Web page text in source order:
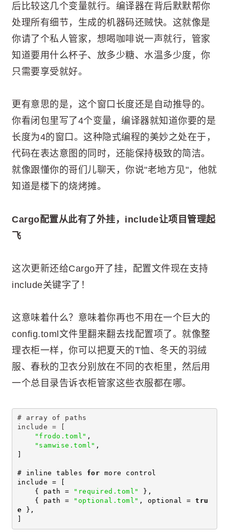
后比较这几个变量就行。编译器在背后默默帮你
处理所有细节，生成的机器码还贼快。这就像是
你请了个私人管家，想喝咖啡说一声就行，管家
知道要用什么杯子、放多少糖、水温多少度，你
只需要享受就好。
更有意思的是，这个窗口长度还是自动推导的。
你看闭包里写了4个变量，编译器就知道你要的是
长度为4的窗口。这种隐式编程的美妙之处在于，
代码在表达意图的同时，还能保持极致的简洁。
就像跟懂你的哥们儿聊天，你说"老地方见"，他就
知道是楼下的烧烤摊。
Cargo配置从此有了外挂，include让项目管理起
飞
这次更新还给Cargo开了挂，配置文件现在支持
include关键字了！
这意味着什么？意味着你再也不用在一个巨大的
config.toml文件里翻来翻去找配置项了。就像整
理衣柜一样，你可以把夏天的T恤、冬天的羽绒
服、春秋的卫衣分别放在不同的衣柜里，然后用
一个总目录告诉衣柜管家这些衣服都在哪。
# array of paths
include = [
"frodo.toml" ,
"samwise.toml" ,
# inline tables for more control
include = [
{ path =
"required.toml"
},
{ path =
"optional.toml" , optional = tru
e },